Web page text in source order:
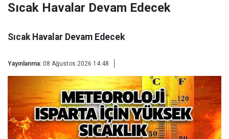
Sıcak Havalar Devam Edecek
Sıcak Havalar Devam Edecek
Yayınlanma: 08 Ağustos 2026 14:48